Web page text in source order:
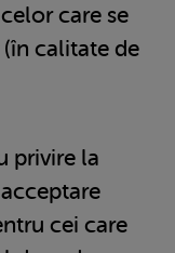
care se
calitate de
privire la
cei care